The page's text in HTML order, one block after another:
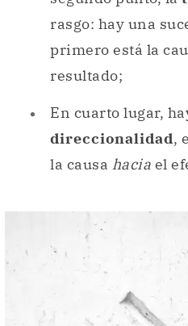
rasgo: hay una
primero está la
resultado;
En cuarto lugar,
direccionalidad,
la causa hacia el